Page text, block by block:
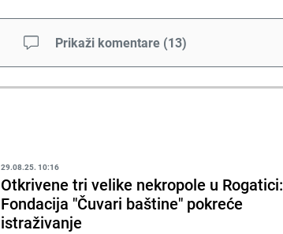
Prikaži komentare (13)
29.08.25. 10:16
Otkrivene tri velike nekropole u Rogatici:
Fondacija "Čuvari baštine" pokreće
istraživanje